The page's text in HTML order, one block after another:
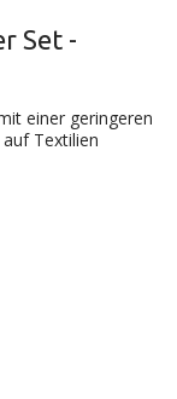
Set -
einer geringeren
Textilien